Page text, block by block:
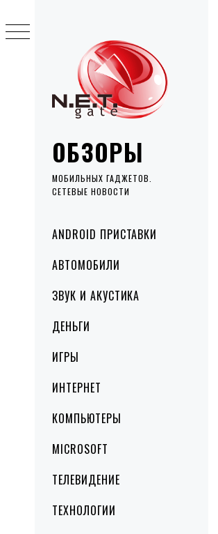
ОБЗОРЫ
МОБИЛЬНЫХ ГАДЖЕТОВ.
СЕТЕВЫЕ НОВОСТИ
Primary
Menu
ANDROID ПРИСТАВКИ
АВТОМОБИЛИ
ЗВУК И АКУСТИКА
ДЕНЬГИ
ИГРЫ
ИНТЕРНЕТ
КОМПЬЮТЕРЫ
MICROSOFT
ТЕЛЕВИДЕНИЕ
ТЕХНОЛОГИИ
to
content